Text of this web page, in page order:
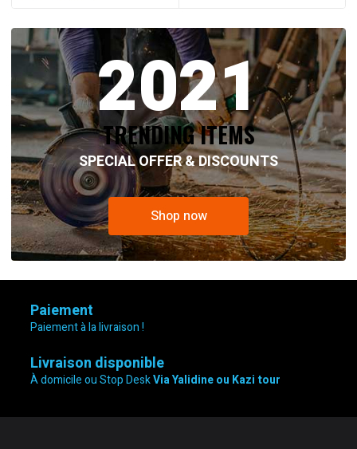
initial
était :
18,500.00 د.ج.
actuel
est :
13,800.00 د.ج.
était :
8,000.00 د.ج.
est :
2021
TRENDING ITEMS
SPECIAL OFFER & DISCOUNTS
Shop now
Paiement
Paiement à la livraison !
Livraison disponible
À domicile ou Stop DeskVia Yalidine ou Kazi tour